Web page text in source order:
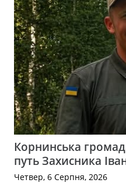
Корнинська
путь Захисника
Четвер, 6 Серпня, 2026